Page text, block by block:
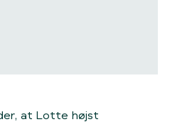
at Lotte højst